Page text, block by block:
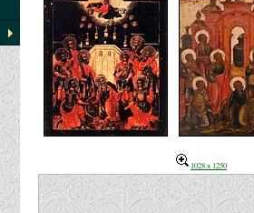
1028 x 1250